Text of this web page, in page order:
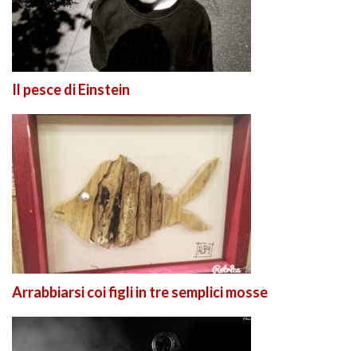
Il pesce di Einstein
Arrabbiarsi coi figli in tre semplici mosse